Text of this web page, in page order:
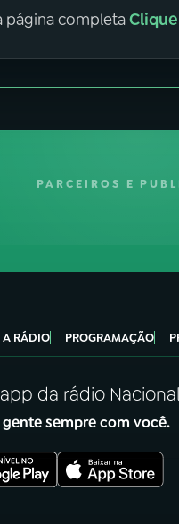
página completa
PARCEIROS E
A RÁDIO PROGRAMAÇÃO
da rádio
gente sempre com você.